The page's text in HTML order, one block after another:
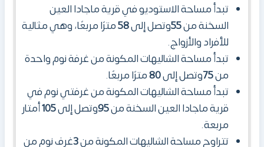
تبدأ مساحة الاستوديو في قرية ماجادا العين
السخنة من55وتصل إلى58مترًا مربعًا، وهي مثالية
للأفراد والأزواج.
تبدأ مساحة الشاليهات المكونة من غرفة نوم واحدة
من75وتصل إلى80مترًا مربعًا.
تبدأ مساحة الشاليهات المكونة من غرفتي نوم في
قرية ماجادا العين السخنة من95وتصل إلى105أمتار
مربعة.
تتراوح مساحة الشاليهات المكونة من3غرف نوم من